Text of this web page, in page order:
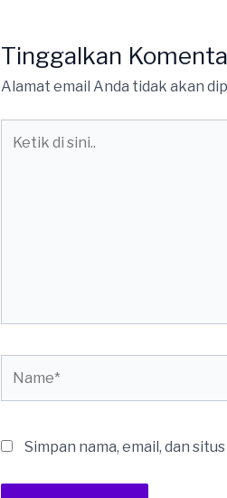
Tinggalkan
Alamat email Anda tidak akan
Simpan nama, email, dan